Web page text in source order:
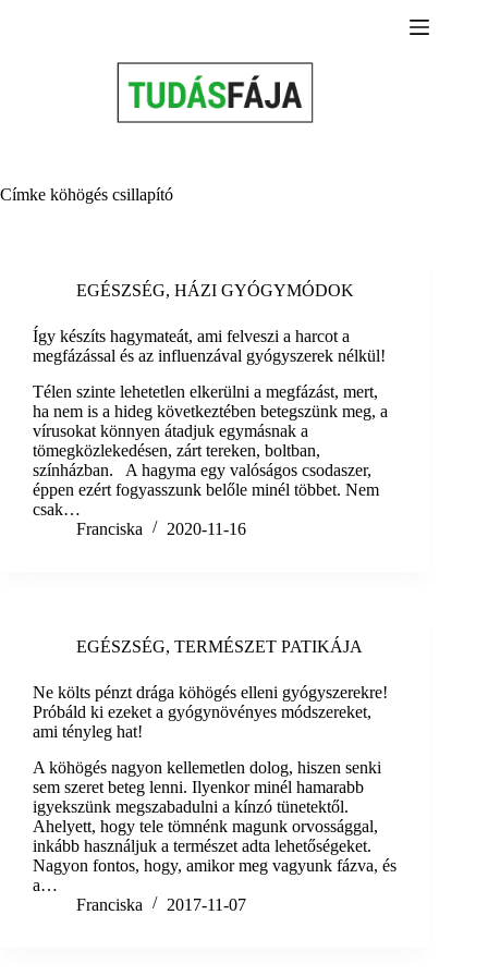
Címke köhögés csillapító
EGÉSZSÉG, HÁZI GYÓGYMÓDOK
Így készíts hagymateát, ami felveszi a harcot a
megfázással és az influenzával gyógyszerek nélkül!
Télen szinte lehetetlen elkerülni a megfázást, mert,
ha nem is a hideg következtében betegszünk meg, a
vírusokat könnyen átadjuk egymásnak a
tömegközlekedésen, zárt tereken, boltban,
színházban. A hagyma egy valóságos csodaszer,
éppen ezért fogyasszunk belőle minél többet. Nem
csak…
Franciska
2020-11-16
EGÉSZSÉG, TERMÉSZET PATIKÁJA
Ne költs pénzt drága köhögés elleni gyógyszerekre!
Próbáld ki ezeket a gyógynövényes módszereket,
ami tényleg hat!
A köhögés nagyon kellemetlen dolog, hiszen senki
sem szeret beteg lenni. Ilyenkor minél hamarabb
igyekszünk megszabadulni a kínzó tünetektől.
Ahelyett, hogy tele tömnénk magunk orvossággal,
inkább használjuk a természet adta lehetőségeket.
Nagyon fontos, hogy, amikor meg vagyunk fázva, és
a…
Franciska
2017-11-07